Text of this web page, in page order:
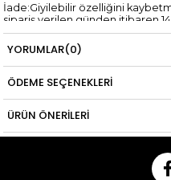
İade:Giyilebilir özelliğini
sipariş verilen günden itibaren
*Kredi kartına yapılan iadelerin
süresi,
ilgili bankanın tasarrufundadır.
YORUMLAR(0)
ÖDEME SEÇENEKLERI
ÜRÜN ÖNERILERI